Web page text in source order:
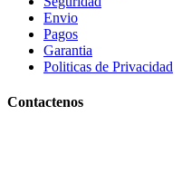
Envio
Pagos
Garantia
Politicas de Privacidad
Contactenos